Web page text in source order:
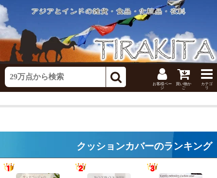
お客様ペー
ジ
買い物か
ご
カテゴ
リ
クッションカバーのランキング